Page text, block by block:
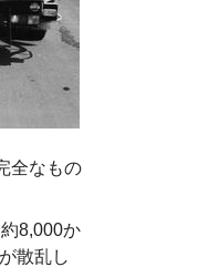
全なもの
8,000か
散乱し